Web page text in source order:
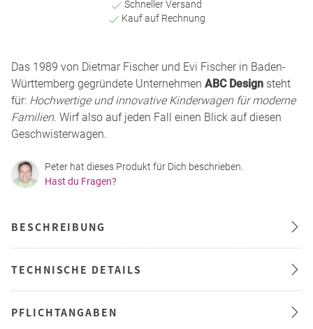
Schneller Versand
Kauf auf Rechnung
Das 1989 von Dietmar Fischer und Evi Fischer in Baden-
Württemberg gegründete Unternehmen ABC Design steht
für: Hochwertige und innovative Kinderwagen für moderne
Familien. Wirf also auf jeden Fall einen Blick auf diesen
Geschwisterwagen.
Peter hat dieses Produkt für Dich beschrieben.
Hast du Fragen?
BESCHREIBUNG
TECHNISCHE DETAILS
PFLICHTANGABEN